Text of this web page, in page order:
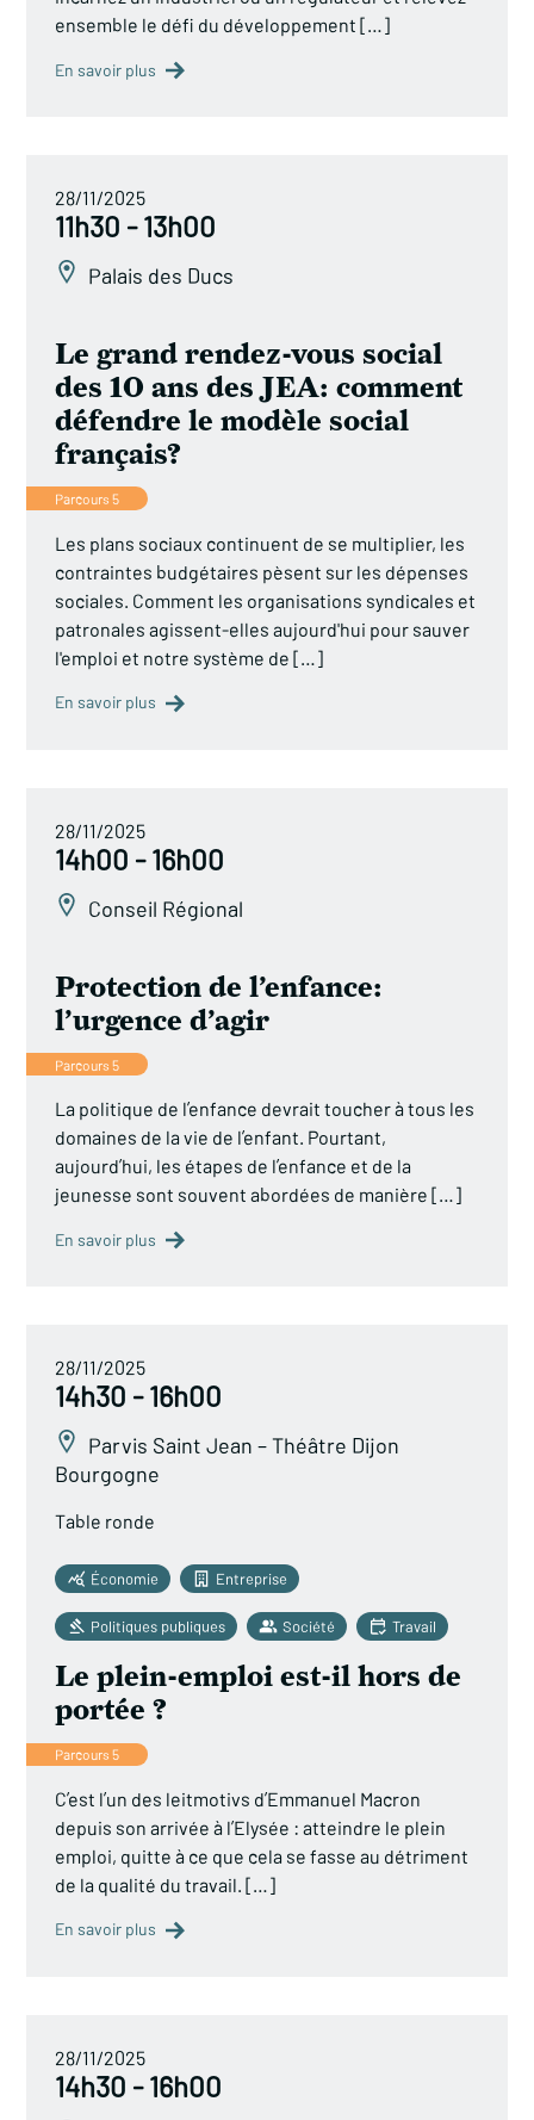
ensemble le défi du développement […]
En savoir plus
28/11/2025
11h30 - 13h00
Palais des Ducs
Le grand rendez-vous social
des 10 ans des JEA: comment
défendre le modèle social
français?
Parcours 5
Les plans sociaux continuent de se multiplier, les
contraintes budgétaires pèsent sur les dépenses
sociales. Comment les organisations syndicales et
patronales agissent-elles aujourd'hui pour sauver
l'emploi et notre système de […]
En savoir plus
28/11/2025
14h00 - 16h00
Conseil Régional
Protection de l’enfance:
l’urgence d’agir
Parcours 5
La politique de l’enfance devrait toucher à tous les
domaines de la vie de l’enfant. Pourtant,
aujourd’hui, les étapes de l’enfance et de la
jeunesse sont souvent abordées de manière […]
En savoir plus
28/11/2025
14h30 - 16h00
Parvis Saint Jean – Théâtre Dijon
Bourgogne
Table ronde
Économie Entreprise
Politiques publiques Société Travail
Le plein-emploi est-il hors de
portée ?
Parcours 5
C’est l’un des leitmotivs d’Emmanuel Macron
depuis son arrivée à l’Elysée : atteindre le plein
emploi, quitte à ce que cela se fasse au détriment
de la qualité du travail. […]
En savoir plus
28/11/2025
14h30 - 16h00